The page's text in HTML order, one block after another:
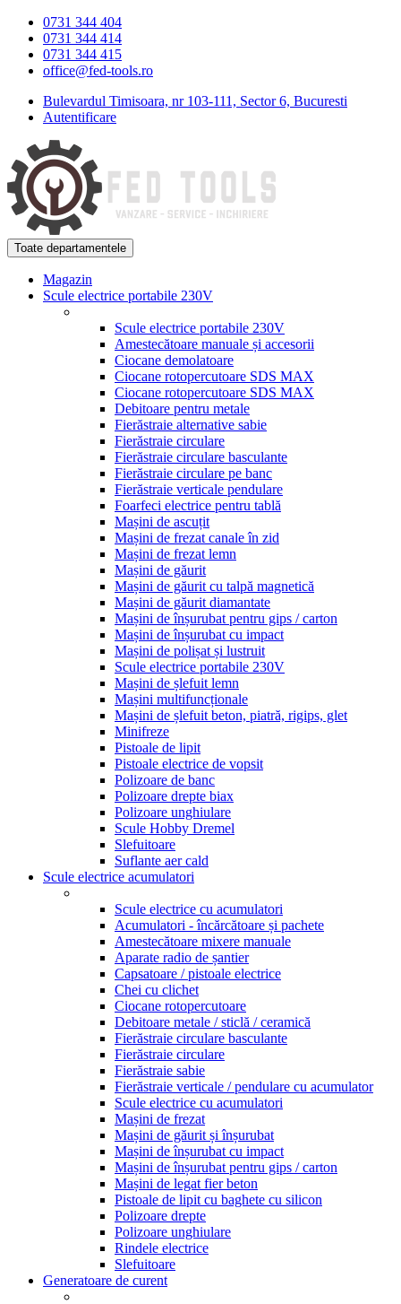
Skip
navigation
Skip
content
0731 344 404
0731 344 414
0731 344 415
office@fed-tools.ro
Bulevardul Timisoara, nr 103-111, Sector 6, Bucuresti
Autentificare
Toate departamentele
Magazin
Scule electrice portabile 230V
Scule electrice portabile 230V
Amestecătoare manuale și accesorii
Ciocane demolatoare
Ciocane rotopercutoare SDS MAX
Ciocane rotopercutoare SDS MAX
Debitoare pentru metale
Fierăstraie alternative sabie
Fierăstraie circulare
Fierăstraie circulare basculante
Fierăstraie circulare pe banc
Fierăstraie verticale pendulare
Foarfeci electrice pentru tablă
Mașini de ascuțit
Mașini de frezat canale în zid
Mașini de frezat lemn
Mașini de găurit
Mașini de găurit cu talpă magnetică
Mașini de găurit diamantate
Mașini de înșurubat pentru gips / carton
Mașini de înșurubat cu impact
Mașini de polișat și lustruit
Scule electrice portabile 230V
Mașini de șlefuit lemn
Mașini multifuncționale
Mașini de șlefuit beton, piatră, rigips, glet
Minifreze
Pistoale de lipit
Pistoale electrice de vopsit
Polizoare de banc
Polizoare drepte biax
Polizoare unghiulare
Scule Hobby Dremel
Slefuitoare
Suflante aer cald
Scule electrice acumulatori
Scule electrice cu acumulatori
Acumulatori - încărcătoare și pachete
Amestecătoare mixere manuale
Aparate radio de șantier
Capsatoare / pistoale electrice
Chei cu clichet
Ciocane rotopercutoare
Debitoare metale / sticlă / ceramică
Fierăstraie circulare basculante
Fierăstraie circulare
Fierăstraie sabie
Fierăstraie verticale / pendulare cu acumulator
Scule electrice cu acumulatori
Mașini de frezat
Mașini de găurit și înșurubat
Mașini de înșurubat cu impact
Mașini de înșurubat pentru gips / carton
Mașini de legat fier beton
Pistoale de lipit cu baghete cu silicon
Polizoare drepte
Polizoare unghiulare
Rindele electrice
Slefuitoare
Generatoare de curent